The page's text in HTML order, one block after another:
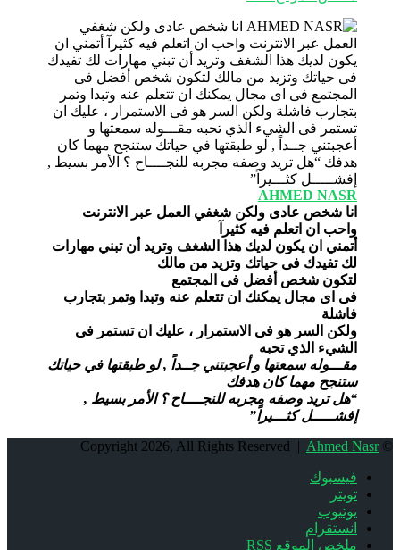
AHMED NASR
انا شخص عادى ولكن شغفي العمل عبر الانترنت
واحب ان اتعلم فيه كثيرآ
أتمني ان يكون لديك هذا الشغف وتريد أن تبني مهارات
لك تفيدك فى حياتك وتزيد من مالك
لتكون شخص أفضل فى المجتمع
فى اى مجال يمكنك ان تتعلم عنه وتبدا وتمر بتجارب
فاشلة
ولكن السر هو فى الاستمرار ، عليك ان تستمر فى
الشيء الذي تحبه
مقـــوله سمعتها و أعجبتني جــداً , لو طبقتها في حياتك
ستنجح مهما كان هدفك
“هل تريد وصفه مجربه للنجــــاح ؟ الأمر بسيط ,
إفشـــــل كثـــيراً”
© Copyright 2026, All Rights Reserved |
Ahmed Nasr
فيسبوك
تويتر
يوتيوب
انستقرام
ملخص الموقع RSS